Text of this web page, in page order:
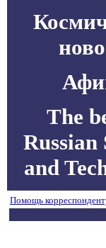
The
Russian
and
Помощь